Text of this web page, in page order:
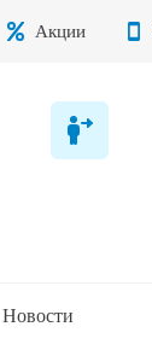
Акции
Новости